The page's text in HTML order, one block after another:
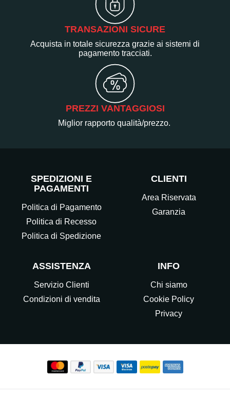
TRANSAZIONI SICURE
Acquista in totale sicurezza grazie ai sistemi di
pagamento tracciati.
PREZZI VANTAGGIOSI
Miglior rapporto qualità/prezzo.
SPEDIZIONI E
PAGAMENTI
Politica di Pagamento
Politica di Recesso
Politica di Spedizione
CLIENTI
Area Riservata
Garanzia
ASSISTENZA
Servizio Clienti
Condizioni di vendita
INFO
Chi siamo
Cookie Policy
Privacy